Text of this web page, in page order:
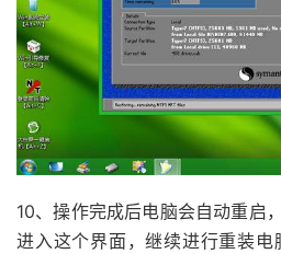
10、操作完成后电脑会自动重启
进入这个界面，继续进行重装